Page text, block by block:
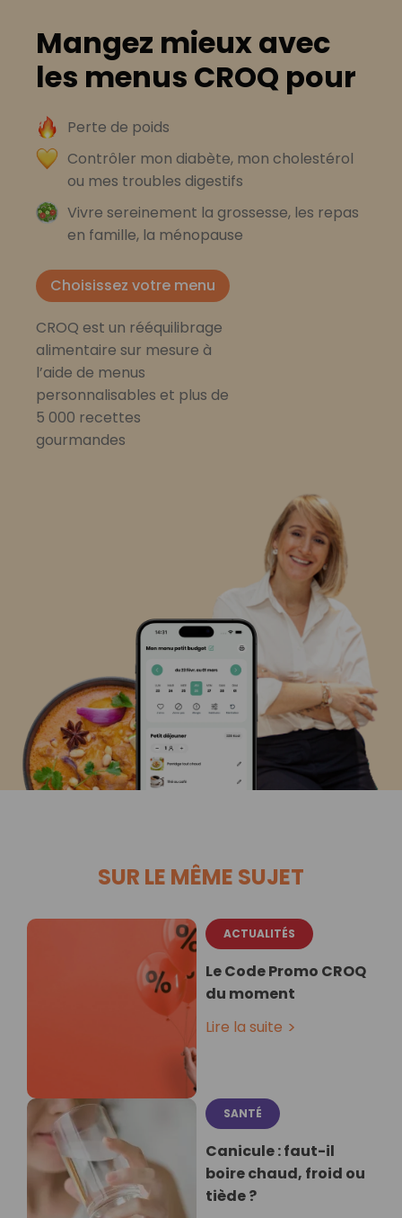
Mangez mieux avec
les menus CROQ pour
Perte de poids
Contrôler mon diabète, mon cholestérol
ou mes troubles digestifs
Vivre sereinement la grossesse, les repas
en famille, la ménopause
Choisissez votre menu
CROQ est un rééquilibrage
alimentaire sur mesure à
l’aide de menus
personnalisables et plus de
5 000 recettes
gourmandes
SUR LE MÊME SUJET
ACTUALITÉS
Le Code Promo CROQ
du moment
Lire la suite
SANTÉ
Canicule : faut-il
boire chaud, froid ou
tiède ?